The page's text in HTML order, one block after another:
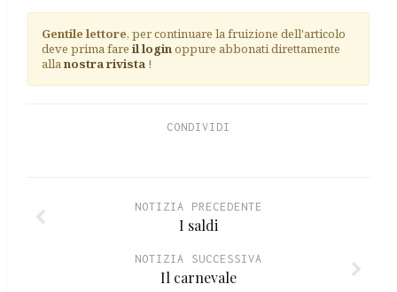
Gentile lettore, per continuare la fruizione dell'articolo
deve prima fare il loginoppure abbonati direttamente
allanostra rivista !
CONDIVIDI
NOTIZIA PRECEDENTE
I saldi
NOTIZIA SUCCESSIVA
Il carnevale